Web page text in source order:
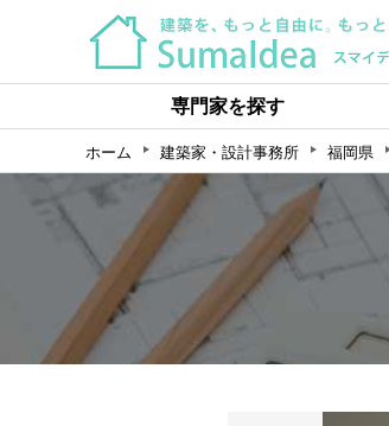
専門家を探す
ホーム 建築家・設計事務所 福岡県